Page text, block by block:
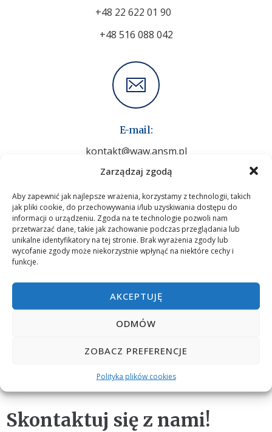
Zarządzaj zgodą
Aby zapewnić jak najlepsze wrażenia, korzystamy z technologii, takich
jak pliki cookie, do przechowywania i/lub uzyskiwania dostępu do
informacji o urządzeniu. Zgoda na te technologie pozwoli nam
przetwarzać dane, takie jak zachowanie podczas przeglądania lub
unikalne identyfikatory na tej stronie. Brak wyrażenia zgody lub
wycofanie zgody może niekorzystnie wpłynąć na niektóre cechy i
funkcje.
AKCEPTUJĘ
ODMÓW
ZOBACZ PREFERENCJE
Polityka plików cookies
+48 22 622 01 90
+48 516 088 042
E-mail:
kontakt@waw.ansm.pl
Godziny pracy dziekanatu Filii w Warszawie:
W dniach 31.07.2026 r. – 07.08.2026 r. dziekanat
Skontaktuj się z nami!